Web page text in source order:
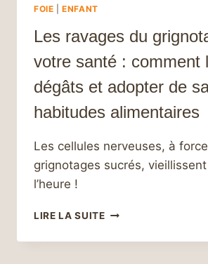
FOIE |ENFANT
Les ravages du
votre santé : comment
dégâts et adopter de
habitudes alimentaires
Les cellules nerveuses, à
grignotages sucrés,
l’heure !
LIRE LA SUITELES
DU